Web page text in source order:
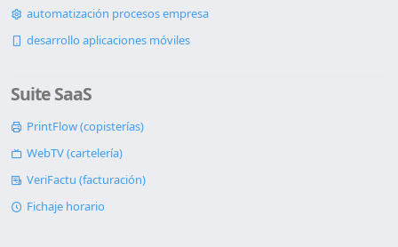
automatización procesos empresa
desarrollo aplicaciones móviles
Suite SaaS
PrintFlow (copisterías)
WebTV (cartelería)
VeriFactu (facturación)
Fichaje horario